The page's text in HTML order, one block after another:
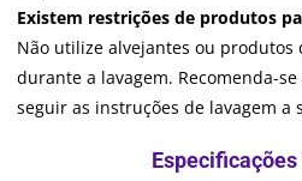
Existem restrições de produtos
Não utilize alvejantes ou produtos
durante a lavagem. Recomenda-
seguir as instruções de lavagem a